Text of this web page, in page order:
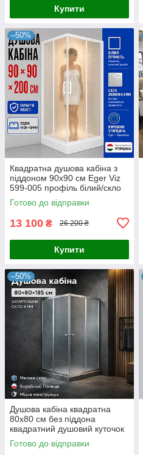
Купити
–50%
Квадратна душова кабіна з
піддоном 90х90 см Eger Viz
599-005 профіль білий/скло
Zuzmara
Готово до відправки
13 100 ₴ 26 200 ₴
Купити
–50%
Душова кабіна квадратна
80x80 см без піддона
квадратний душовий куточок
Готово до відправки